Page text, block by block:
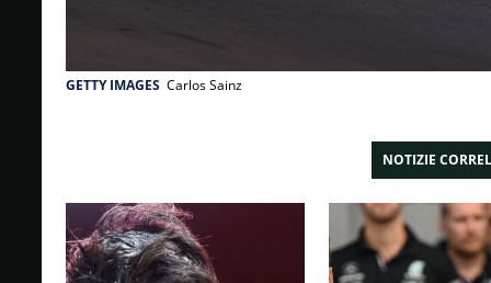
GETTY IMAGES Carlos Sainz
NOTIZIE